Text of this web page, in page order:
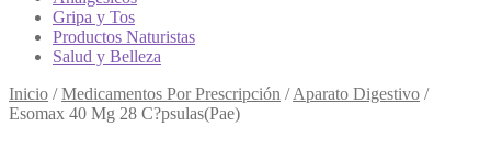
Gripa y Tos
Productos Naturistas
Salud y Belleza
Inicio /Medicamentos Por Prescripción /Aparato Digestivo /
Esomax 40 Mg 28 C?psulas(Pae)